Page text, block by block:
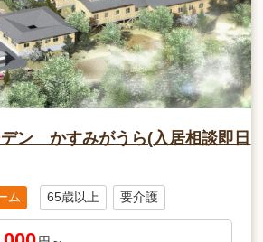
ン かすみがうら(入居相談即日
ム 65歳以上 要介護